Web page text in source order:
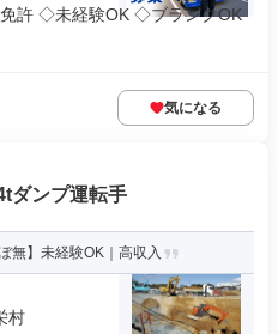
許 ◇未経験OK ◇ブランクOK
気になる
ダンプ運転手
無】未経験OK｜高収入
村